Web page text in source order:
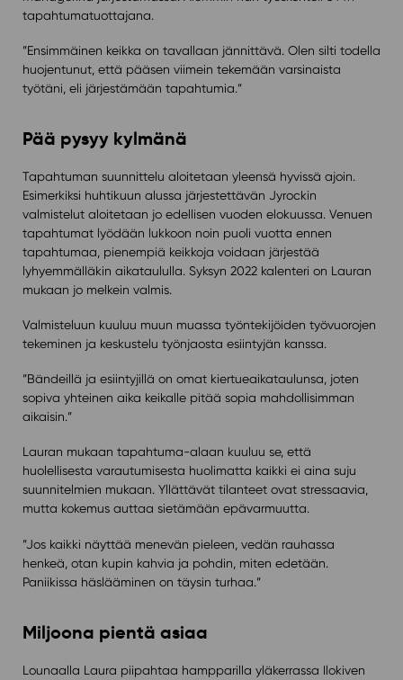
tapahtumatuottajana.
”Ensimmäinen keikka on tavallaan jännittävä. Olen silti todella
huojentunut, että pääsen viimein tekemään varsinaista
työtäni, eli järjestämään tapahtumia.”
Pää pysyy kylmänä
Tapahtuman suunnittelu aloitetaan yleensä hyvissä ajoin.
Esimerkiksi huhtikuun alussa järjestettävän Jyrockin
valmistelut aloitetaan jo edellisen vuoden elokuussa. Venuen
tapahtumat lyödään lukkoon noin puoli vuotta ennen
tapahtumaa, pienempiä keikkoja voidaan järjestää
lyhyemmälläkin aikataululla. Syksyn 2022 kalenteri on Lauran
mukaan jo melkein valmis.
Valmisteluun kuuluu muun muassa työntekijöiden työvuorojen
tekeminen ja keskustelu työnjaosta esiintyjän kanssa.
”Bändeillä ja esiintyjillä on omat kiertueaikataulunsa, joten
sopiva yhteinen aika keikalle pitää sopia mahdollisimman
aikaisin.”
Lauran mukaan tapahtuma-alaan kuuluu se, että
huolellisesta varautumisesta huolimatta kaikki ei aina suju
suunnitelmien mukaan. Yllättävät tilanteet ovat stressaavia,
mutta kokemus auttaa sietämään epävarmuutta.
”Jos kaikki näyttää menevän pieleen, vedän rauhassa
henkeä, otan kupin kahvia ja pohdin, miten edetään.
Paniikissa häslääminen on täysin turhaa.”
Miljoona pientä asiaa
Lounaalla Laura piipahtaa hampparilla yläkerrassa Ilokiven